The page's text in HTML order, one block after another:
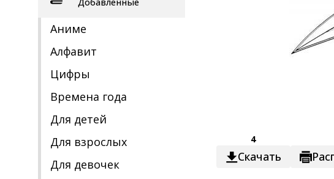
Аниме
Алфавит
Цифры
Времена года
Для детей
Для взрослых
Для девочек
4
Скачать